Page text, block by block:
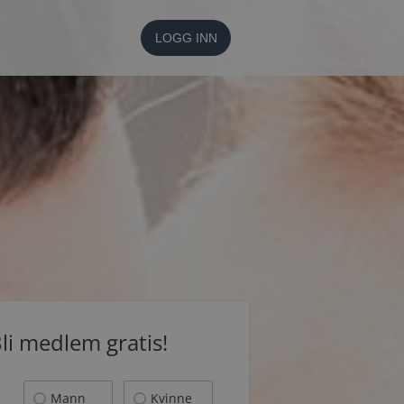
LOGG INN
medlem gratis!
Mann Kvinne